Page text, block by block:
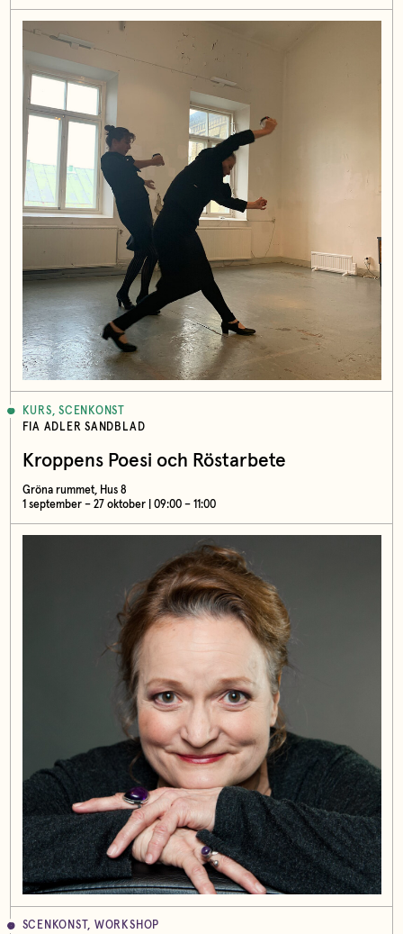
KURS, SCENKONST
FIA ADLER SANDBLAD
Kroppens Poesi och Röstarbete
Gröna rummet, Hus 8
1 september – 27 oktober | 09:00 – 11:00
SCENKONST, WORKSHOP